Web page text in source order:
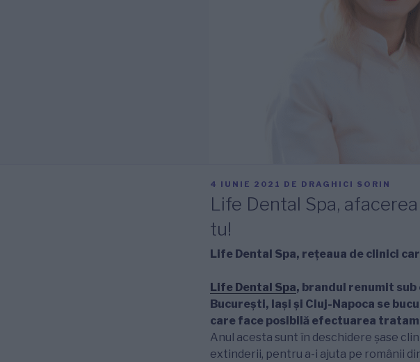
PUBLICAT
4 IUNIE 2021 DE DRAGHICI SORIN
Life Dental Spa,
tu!
Life Dental Spa, rețeaua de clinici
Life Dental Spa, brandul renumit
București, Iași și Cluj-Napoca se
care face posibilă efectuarea
Anul acesta sunt în deschidere șase
extinderii, pentru a-i ajuta pe românii